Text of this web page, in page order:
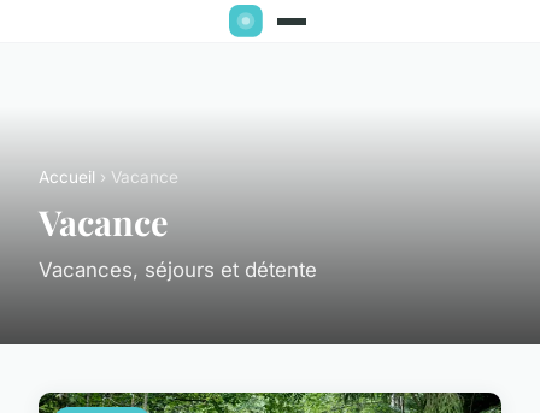
Accueil › Vacance
Vacance
Vacances, séjours et détente